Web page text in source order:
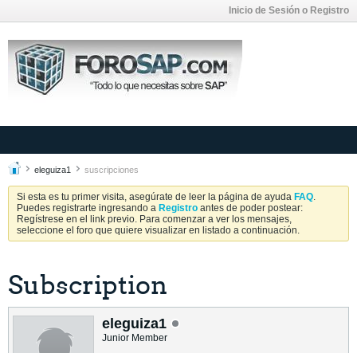
Inicio de Sesión o Registro
eleguiza1 suscripciones
Si esta es tu primer visita, asegúrate de leer la página de ayuda FAQ.
Puedes registrarte ingresando a Registro antes de poder postear:
Regístrese en el link previo. Para comenzar a ver los mensajes,
seleccione el foro que quiere visualizar en listado a continuación.
Subscription
eleguiza1
Junior Member